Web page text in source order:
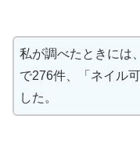
私が調べたときには
で276件、「ネイル
した。